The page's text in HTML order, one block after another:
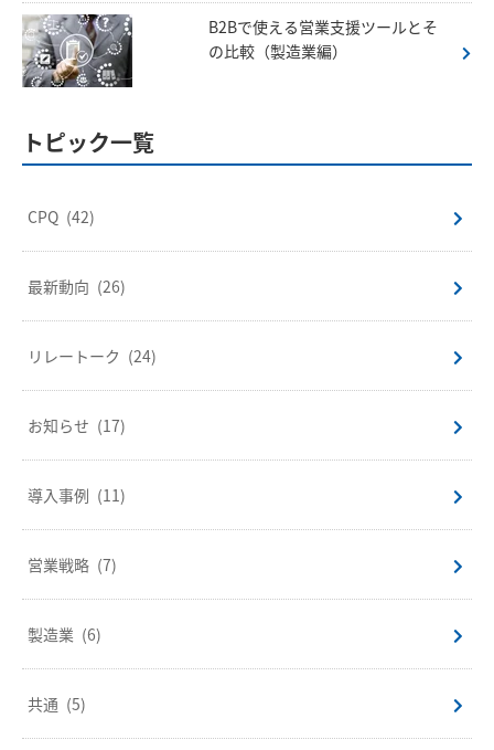
B2Bで使える営業支援ツールとそ
の比較（製造業編）
トピック一覧
CPQ (42)
最新動向 (26)
リレートーク (24)
お知らせ (17)
導入事例 (11)
営業戦略 (7)
製造業 (6)
共通 (5)